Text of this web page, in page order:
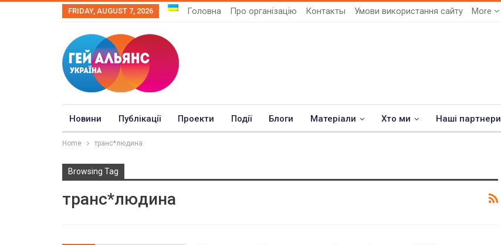
FRIDAY, AUGUST 7, 2026 Головна Про організацію Контакты Умови використання сайту More
Новини Публікації Проекти Події Блоги Матеріали Хто ми Наші партнери
Home транс*людина
Browsing Tag
транс*людина